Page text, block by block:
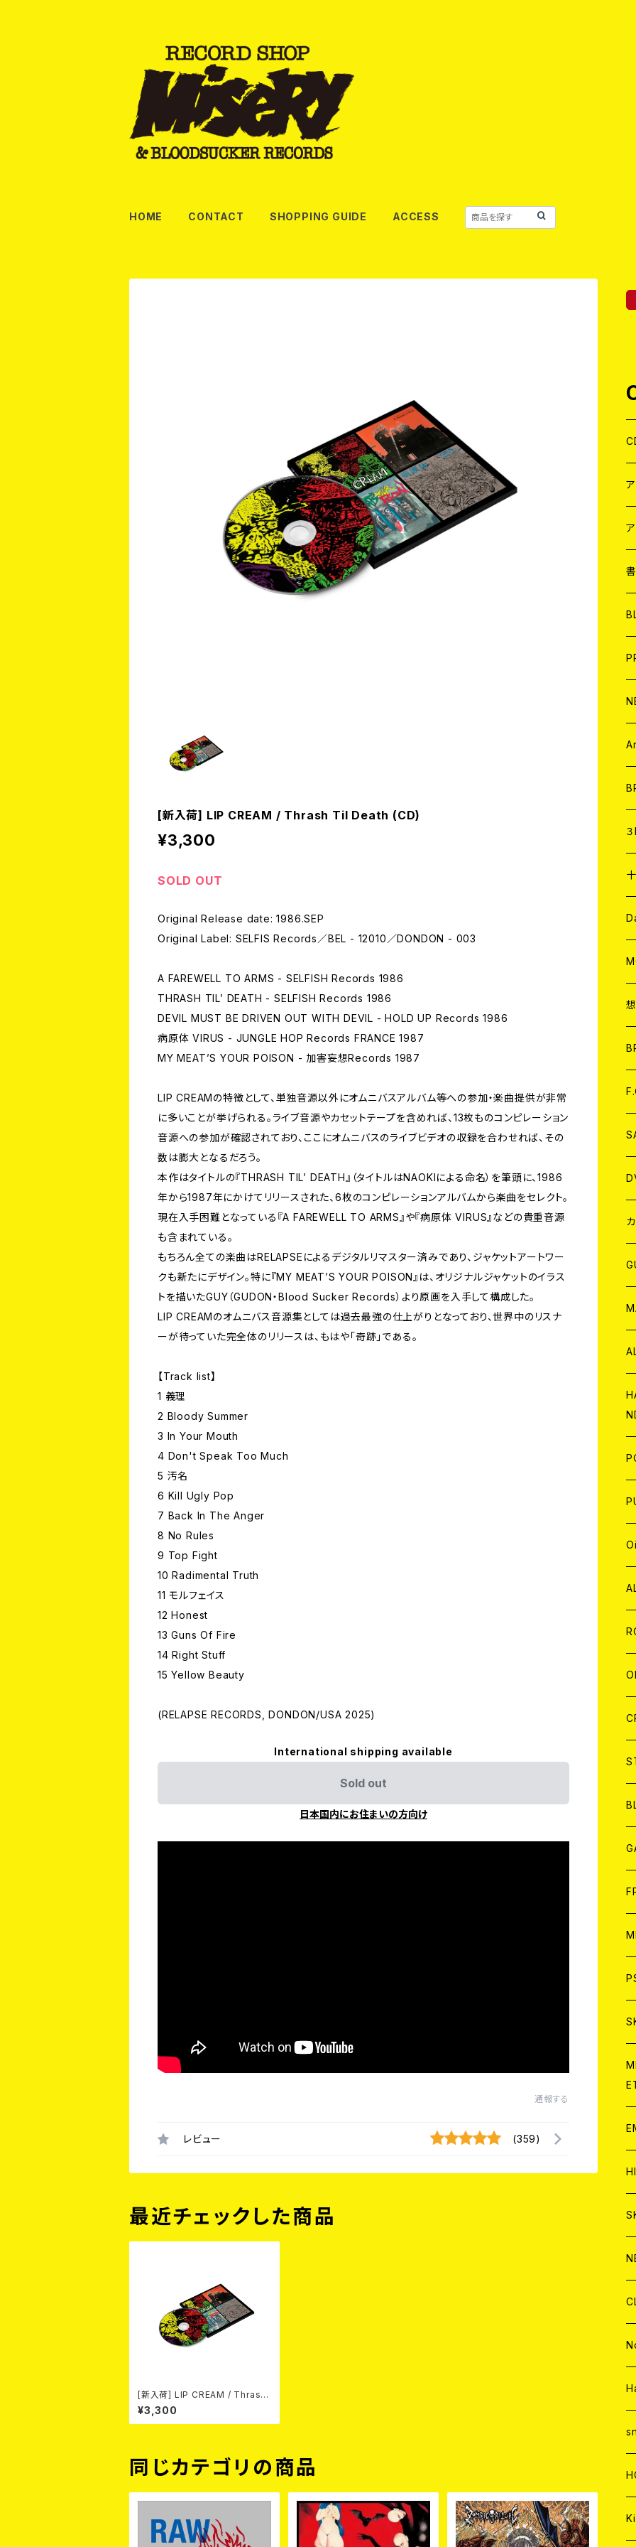
HOME CONTACT SHOPPING GUIDE ACCESS
[新入荷] LIP CREAM / Thrash Til Death (CD)
¥3,300
SOLD OUT
Original Release date: 1986.SEP
Original Label: SELFIS Records／BEL - 12010／DONDON - 003
A FAREWELL TO ARMS - SELFISH Records 1986
THRASH TIL’ DEATH - SELFISH Records 1986
DEVIL MUST BE DRIVEN OUT WITH DEVIL - HOLD UP Records 1986
病原体 VIRUS - JUNGLE HOP Records FRANCE 1987
MY MEAT’S YOUR POISON - 加害妄想Records 1987
LIP CREAMの特徴として、単独音源以外にオムニバスアルバム等への参加・楽曲提供が非常
に多いことが挙げられる。ライブ音源やカセットテープを含めれば、13枚ものコンピレーション
音源への参加が確認されており、ここにオムニバスのライブビデオの収録を合わせれば、その
数は膨大となるだろう。
本作はタイトルの『THRASH TIL’ DEATH』（タイトルはNAOKIによる命名）を筆頭に、1986
年から1987年にかけてリリースされた、6枚のコンピレーションアルバムから楽曲をセレクト。
現在入手困難となっている『A FAREWELL TO ARMS』や『病原体 VIRUS』などの貴重音源
も含まれている。
もちろん全ての楽曲はRELAPSEによるデジタルリマスター済みであり、ジャケットアートワー
クも新たにデザイン。特に『MY MEAT’S YOUR POISON』は、オリジナルジャケットのイラス
トを描いたGUY（GUDON・Blood Sucker Records）より原画を入手して構成した。
LIP CREAMのオムニバス音源集としては過去最強の仕上がりとなっており、世界中のリスナ
ーが待っていた完全体のリリースは、もはや「奇跡」である。
【Track list】
1 義理
2 Bloody Summer
3 In Your Mouth
4 Don't Speak Too Much
5 汚名
6 Kill Ugly Pop
7 Back In The Anger
8 No Rules
9 Top Fight
10 Radimental Truth
11 モルフェイス
12 Honest
13 Guns Of Fire
14 Right Stuff
15 Yellow Beauty
(RELAPSE RECORDS, DONDON/USA 2025)
International shipping available
Sold out
日本国内にお住まいの方向け
通報する
レビュー (359)
最近チェックした商品
[新入荷] LIP CREAM / Thrash
Til Death (CD)
¥3,300
同じカテゴリの商品
７
LP
CD
CD
CD
CD